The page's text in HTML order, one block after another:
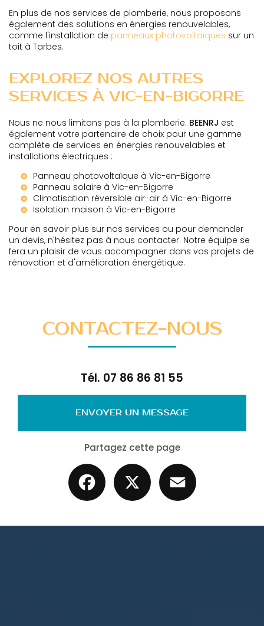
En plus de nos services de plomberie, nous proposons
également des solutions en énergies renouvelables,
comme l'installation de panneaux photovoltaïques sur un
toit à Tarbes.
EXPLOREZ NOS AUTRES
SERVICES À VIC-EN-BIGORRE
Nous ne nous limitons pas à la plomberie. BEENRJ est
également votre partenaire de choix pour une gamme
complète de services en énergies renouvelables et
installations électriques :
Panneau photovoltaïque à Vic-en-Bigorre
Panneau solaire à Vic-en-Bigorre
Climatisation réversible air-air à Vic-en-Bigorre
Isolation maison à Vic-en-Bigorre
Pour en savoir plus sur nos services ou pour demander
un devis, n'hésitez pas à nous contacter. Notre équipe se
fera un plaisir de vous accompagner dans vos projets de
rénovation et d'amélioration énergétique.
CONTACTEZ-NOUS
Tél. 07 86 86 81 55
ENVOYER UN MESSAGE
Partagez cette page
Facebook